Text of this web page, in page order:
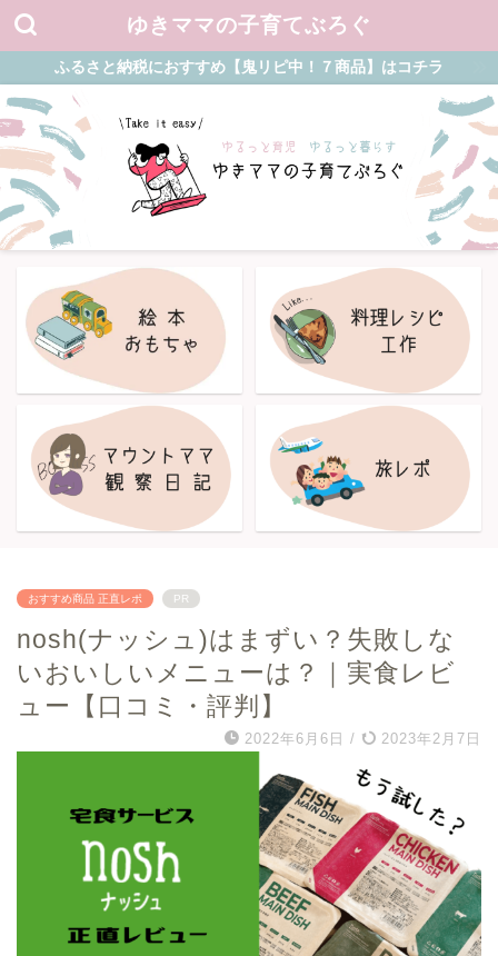
ゆきママの子育てぶろぐ
ふるさと納税におすすめ【鬼リピ中！７商品】はコチラ
おすすめ商品 正直レポ PR
nosh(ナッシュ)はまずい？失敗しな
いおいしいメニューは？｜実食レビ
ュー【口コミ・評判】
2022年6月6日 / 2023年2月7日